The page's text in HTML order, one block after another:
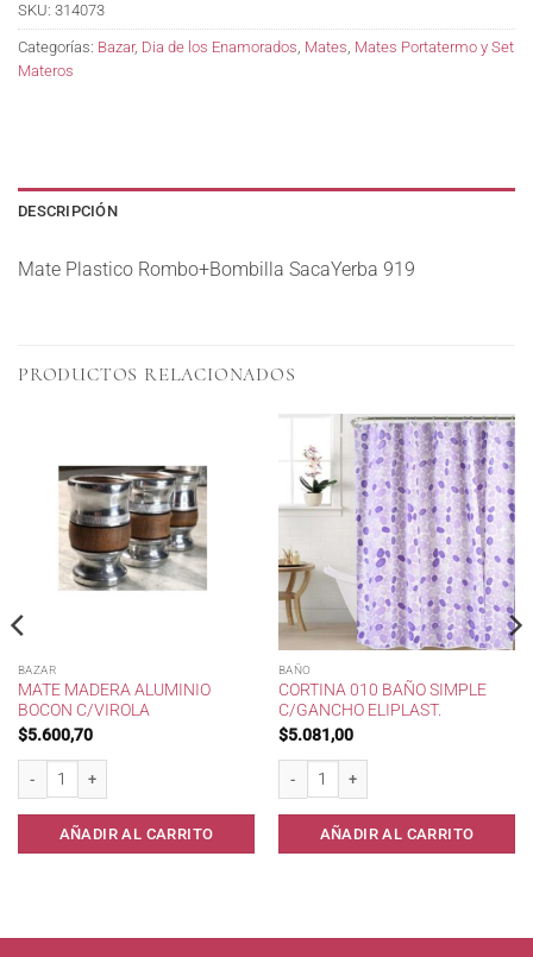
SKU: 314073
Categorías: Bazar, Dia de los Enamorados, Mates, Mates Portatermo y Set
Materos
DESCRIPCIÓN
Mate Plastico Rombo+Bombilla SacaYerba 919
PRODUCTOS RELACIONADOS
BAZAR
MATE MADERA ALUMINIO
BOCON C/VIROLA
$5.600,70
Mate Madera Aluminio Bocon c/Virola cantidad
AÑADIR AL CARRITO
BAÑO
CORTINA 010 BAÑO SIMPLE
C/GANCHO ELIPLAST.
$5.081,00
Cortina 010 Baño Simple c/Gancho
AÑADIR AL CARRITO